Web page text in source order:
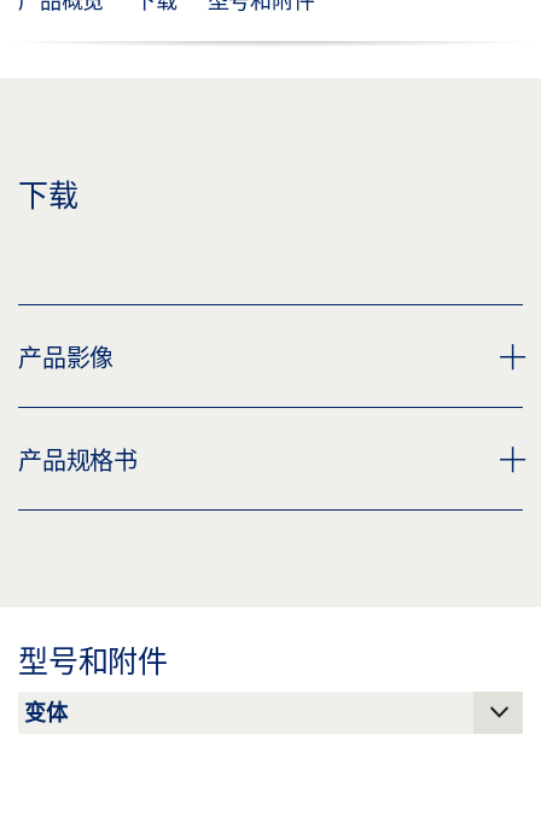
下载
产品影像
角铁盖板 OL 320
产品规格书
型号和附件